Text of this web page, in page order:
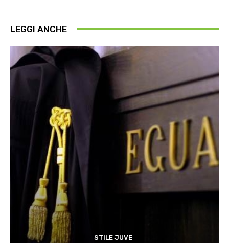
LEGGI ANCHE
STILE JUVE